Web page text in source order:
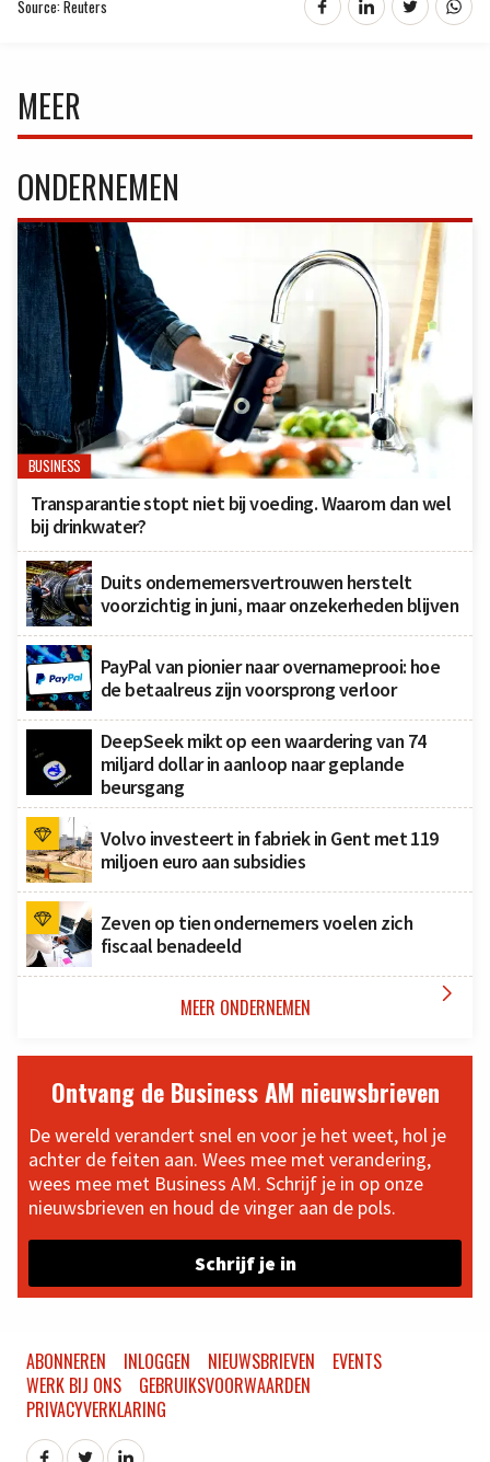
Source: Reuters
MEER
ONDERNEMEN
BUSINESS
Transparantie stopt niet bij voeding. Waarom dan wel
bij drinkwater?
Duits ondernemersvertrouwen herstelt
voorzichtig in juni, maar onzekerheden blijven
PayPal van pionier naar overnameprooi: hoe
de betaalreus zijn voorsprong verloor
DeepSeek mikt op een waardering van 74
miljard dollar in aanloop naar geplande
beursgang
Volvo investeert in fabriek in Gent met 119
miljoen euro aan subsidies
Zeven op tien ondernemers voelen zich
fiscaal benadeeld
MEER ONDERNEMEN 
Ontvang de Business AM nieuwsbrieven
De wereld verandert snel en voor je het weet, hol je
achter de feiten aan. Wees mee met verandering,
wees mee met Business AM. Schrijf je in op onze
nieuwsbrieven en houd de vinger aan de pols.
Schrijf je in
ABONNEREN INLOGGEN NIEUWSBRIEVEN
EVENTS
WERK BIJ ONS
GEBRUIKSVOORWAARDEN
PRIVACYVERKLARING